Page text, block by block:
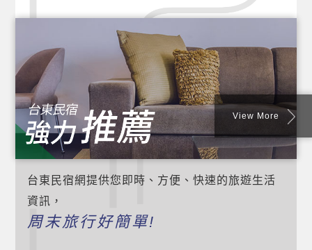
View More
台東民宿網提供您即時、方便、快速的旅遊生活
資訊，
周末旅行好簡單!